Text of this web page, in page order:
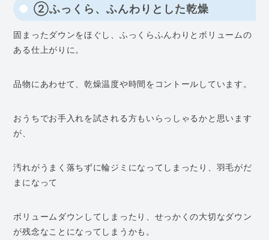
②ふっくら、ふんわりとした乾燥
固まったダウンをほぐし、ふっくらふんわりとボリュームの
ある仕上がりに。
品物にあわせて、乾燥温度や時間をコントールしています。
おうちでお手入れを試される方もいらっしゃるかと思います
が、
汚れがうまく落ちずに輪ジミになってしまったり、羽毛がだ
まになって
ボリュームダウンしてしまったり、せっかくの大切なダウン
が残念なことになってしまうかも。